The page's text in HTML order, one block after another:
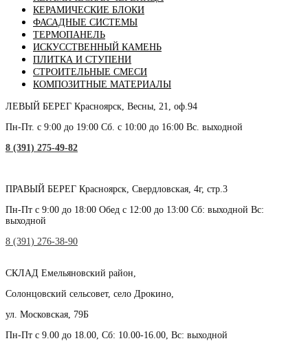
КЕРАМИЧЕСКИЕ БЛОКИ
ФАСАДНЫЕ СИСТЕМЫ
ТЕРМОПАНЕЛЬ
ИСКУССТВЕННЫЙ КАМЕНЬ
ПЛИТКА И СТУПЕНИ
СТРОИТЕЛЬНЫЕ СМЕСИ
КОМПОЗИТНЫЕ МАТЕРИАЛЫ
ЛЕВЫЙ БЕРЕГ Красноярск, Весны, 21, оф.94
Пн-Пт. с 9:00 до 19:00 Сб. с 10:00 до 16:00 Вс. выходной
8 (391) 275-49-82
ПРАВЫЙ БЕРЕГ Красноярск, Свердловская, 4г, стр.3
Пн-Пт с 9:00 до 18:00 Обед с 12:00 до 13:00 Сб: выходной Вс:
выходной
8 (391) 276-38-90
СКЛАД Емельяновский район,
Солонцовский сельсовет, село Дрокино,
ул. Московская, 79Б
Пн-Пт с 9.00 до 18.00, Сб: 10.00-16.00, Вс: выходной